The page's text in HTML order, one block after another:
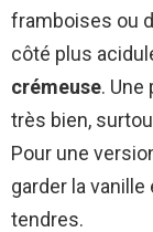
framboises ou
côté plus
crémeuse.
très bien,
Pour une
garder la
tendres.